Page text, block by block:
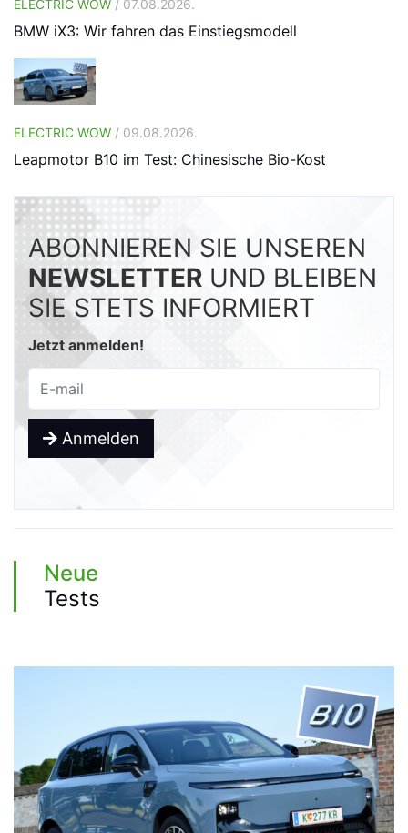
ELECTRIC WOW / 07.08.2026.
BMW iX3: Wir fahren das Einstiegsmodell
ELECTRIC WOW / 09.08.2026.
Leapmotor B10 im Test: Chinesische Bio-Kost
ABONNIEREN SIE UNSEREN
NEWSLETTER UND BLEIBEN
SIE STETS INFORMIERT
Jetzt anmelden!
Anmelden
Neue
Tests